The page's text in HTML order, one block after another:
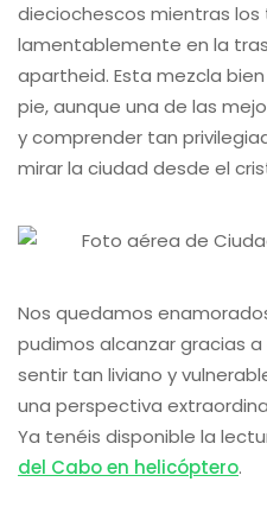
dieciochescos mientras los
lamentablemente en la
apartheid. Esta mezcla
pie, aunque una de las
y comprender tan
mirar la ciudad desde el
Nos quedamos
pudimos alcanzar gracias
sentir tan liviano y
una perspectiva
Ya tenéis disponible la
del Cabo en helicóptero.